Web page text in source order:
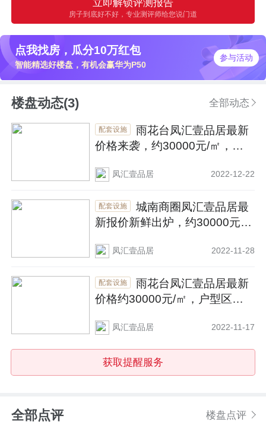
立即解锁评测报告
房子到底好不好，专业测评师给您说门道
点我找房，瓜分10万红包
智能精选好楼盘，有机会赢华为P50
参与活动
楼盘动态(3) 全部动态
配套设施
雨花台凤汇壹品居最新
价格来袭，约30000元/㎡，户
凤汇壹品居 2022-12-22
配套设施
城南商圈凤汇壹品居最
新报价新鲜出炉，约30000元/
凤汇壹品居 2022-11-28
配套设施
雨花台凤汇壹品居最新
价格约30000元/㎡，户型区间7
凤汇壹品居 2022-11-17
获取提醒服务
楼盘点评
全部点评